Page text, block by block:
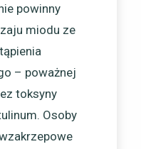
powinny
miodu ze
– poważnej
toksyny
Osoby